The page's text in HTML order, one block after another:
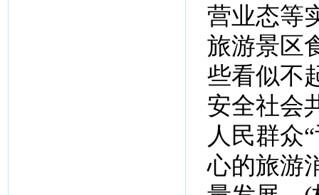
营业态等
旅游景区
些看似不
安全社会
人民群众
心的旅游